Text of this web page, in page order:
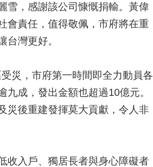
雪，感謝該公司慷慨捐輸。黃偉
會責任，值得敬佩，市府將在重
灣更好。
災，市府第一時間即全力動員各
成，發出金額也超過10億元。
災後重建發揮莫大貢獻，令人非
收入戶、獨居長者與身心障礙者